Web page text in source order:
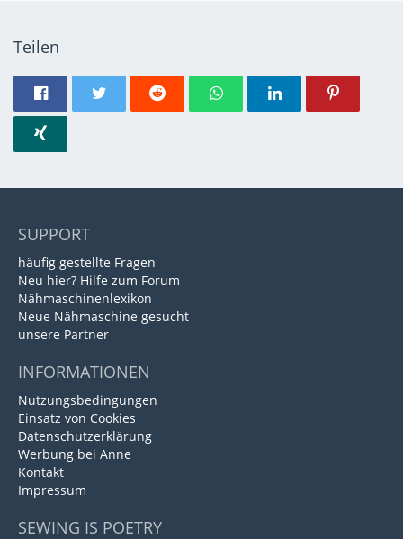
Teilen
SUPPORT
häufig gestellte Fragen
Neu hier? Hilfe zum Forum
Nähmaschinenlexikon
Neue Nähmaschine gesucht
unsere Partner
INFORMATIONEN
Nutzungsbedingungen
Einsatz von Cookies
Datenschutzerklärung
Werbung bei Anne
Kontakt
Impressum
SEWING IS POETRY